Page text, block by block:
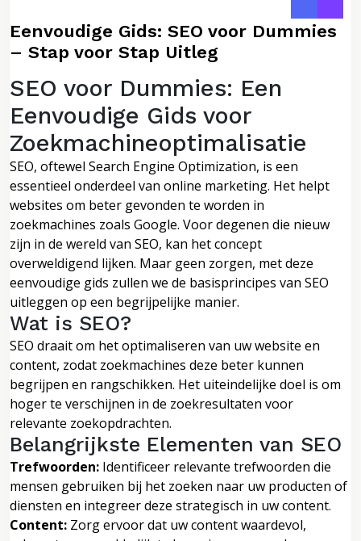
Eenvoudige Gids: SEO voor Dummies
– Stap voor Stap Uitleg
SEO voor Dummies: Een
Eenvoudige Gids voor
Zoekmachineoptimalisatie
SEO, oftewel Search Engine Optimization, is een
essentieel onderdeel van online marketing. Het helpt
websites om beter gevonden te worden in
zoekmachines zoals Google. Voor degenen die nieuw
zijn in de wereld van SEO, kan het concept
overweldigend lijken. Maar geen zorgen, met deze
eenvoudige gids zullen we de basisprincipes van SEO
uitleggen op een begrijpelijke manier.
Wat is SEO?
SEO draait om het optimaliseren van uw website en
content, zodat zoekmachines deze beter kunnen
begrijpen en rangschikken. Het uiteindelijke doel is om
hoger te verschijnen in de zoekresultaten voor
relevante zoekopdrachten.
Belangrijkste Elementen van SEO
Trefwoorden: Identificeer relevante trefwoorden die
mensen gebruiken bij het zoeken naar uw producten of
diensten en integreer deze strategisch in uw content.
Content: Zorg ervoor dat uw content waardevol,